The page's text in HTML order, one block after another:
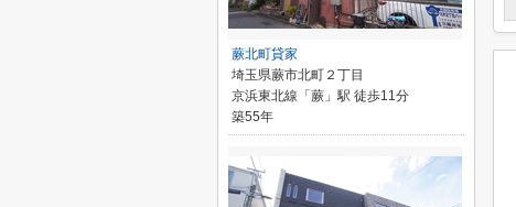
蕨北町貸家
埼玉県蕨市北町２丁目
京浜東北線「蕨」駅 徒歩11分
築55年